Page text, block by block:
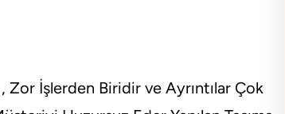
Zor İşlerden Biridir ve Ayrıntılar Çok